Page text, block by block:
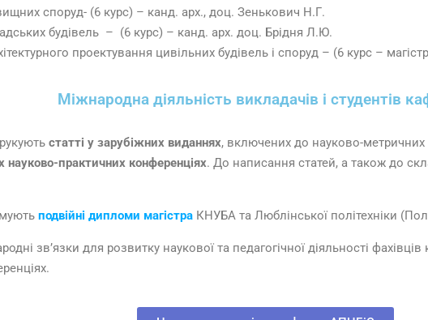
споруд- (6 курс) – канд. арх., доц. Зенькович Н.Г.
будівель – (6 курс) – канд. арх. доц. Брідня Л.Ю.
проектування цивільних будівель і споруд – (6 курс –
Міжнародна діяльність викладачів і студентів
статті у зарубіжних виданнях, включених до науково-метричних
науково-практичних конференціях. До написання статей, а також до
подвійні дипломи магістра КНУБА та Люблінської політехніки
зв’язки для розвитку наукової та педагогічної діяльності